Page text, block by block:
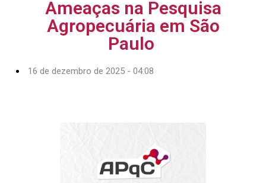
Ameaças na Pesquisa
Agropecuária em São
Paulo
16 de dezembro de 2025 - 04:08